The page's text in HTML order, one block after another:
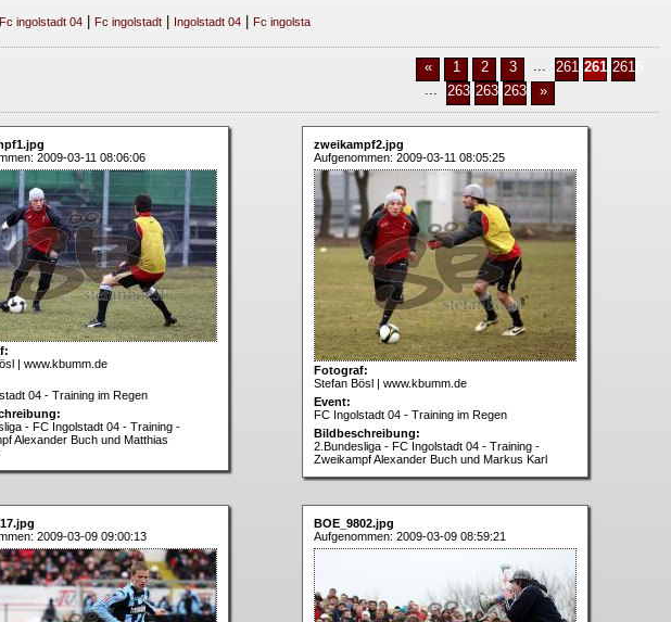
Fc ingolstadt 04| Fc ingolstadt| Ingolstadt 04| Fc ingolsta
« 1 2 3 261426152616
263726382639 »
2009-03-11 08:06:06
| www.kbumm.de
04 - Training im Regen
- FC Ingolstadt 04 - Training -
Alexander Buch und Matthias
zweikampf2.jpg
Aufgenommen: 2009-03-11 08:05:25
Fotograf:
Stefan Bösl | www.kbumm.de
Event:
FC Ingolstadt 04 - Training im Regen
Bildbeschreibung:
2.Bundesliga - FC Ingolstadt 04 - Training -
Zweikampf Alexander Buch und Markus Karl
2009-03-09 09:00:13
BOE_9802.jpg
Aufgenommen: 2009-03-09 08:59:21